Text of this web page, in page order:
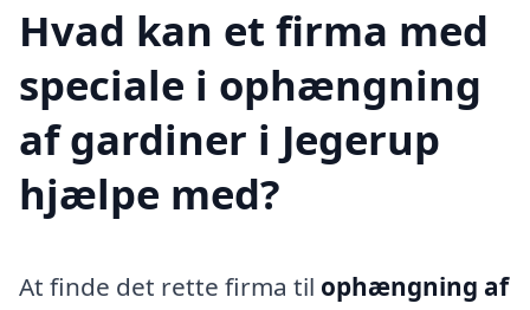
Hvad kan et firma med
speciale i ophængning
af gardiner i Jegerup
hjælpe med?
At finde det rette firma til ophængning af